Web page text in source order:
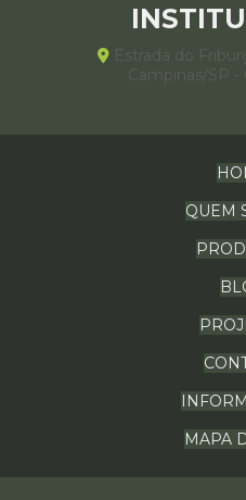
Estrada do
Campinas/SP -
QUEM
MAPA